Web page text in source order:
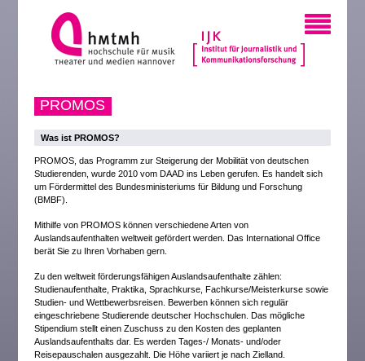
PROMOS
Was ist PROMOS?
PROMOS, das Programm zur Steigerung der Mobilität von deutschen
Studierenden, wurde 2010 vom DAAD ins Leben gerufen. Es handelt sich
um Fördermittel des Bundesministeriums für Bildung und Forschung
(BMBF).
Mithilfe von PROMOS können verschiedene Arten von
Auslandsaufenthalten weltweit gefördert werden. Das International Office
berät Sie zu Ihren Vorhaben gern.
Zu den weltweit förderungsfähigen Auslandsaufenthalte zählen:
Studienaufenthalte, Praktika, Sprachkurse, Fachkurse/Meisterkurse sowie
Studien- und Wettbewerbsreisen. Bewerben können sich regulär
eingeschriebene Studierende deutscher Hochschulen. Das mögliche
Stipendium stellt einen Zuschuss zu den Kosten des geplanten
Auslandsaufenthalts dar. Es werden Tages-/ Monats- und/oder
Reisepauschalen ausgezahlt. Die Höhe variiert je nach Zielland.